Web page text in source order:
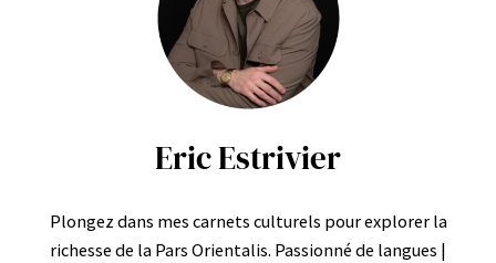
Eric Estrivier
Plongez dans mes carnets culturels pour explorer la
richesse de la Pars Orientalis. Passionné de langues |